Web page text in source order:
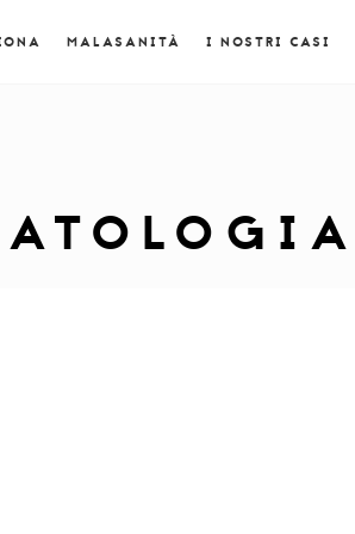
MALASANITÀ I NOSTRI CASI